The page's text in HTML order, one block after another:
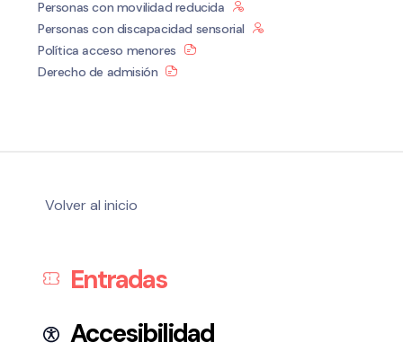
Personas con movilidad reducida
Personas con discapacidad sensorial
Política acceso menores
Derecho de admisión
Volver al inicio
Entradas
Accesibilidad